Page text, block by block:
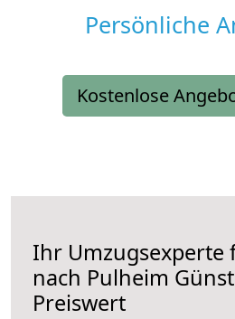
Persönliche
Kostenlose
Ihr Umzugsexperte
nach Pulheim
Preiswert